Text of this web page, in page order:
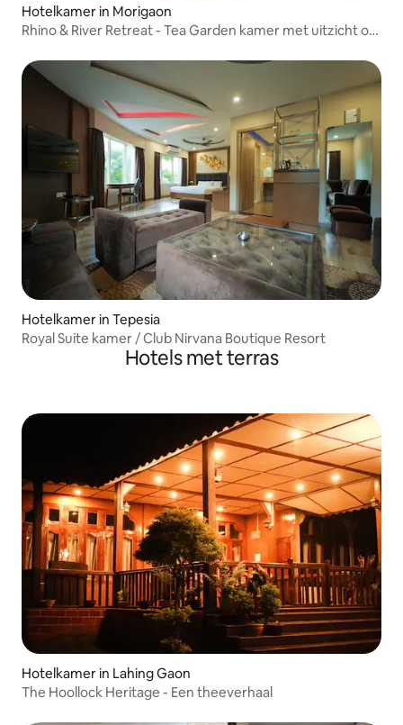
Hotelkamer in Morigaon
Rhino & River Retreat - Tea Garden kamer met uitzicht op
Hotelkamer in Tepesia
Royal Suite kamer / Club Nirvana Boutique Resort
Hotels met terras
Hotelkamer in Lahing Gaon
The Hoollock Heritage - Een theeverhaal